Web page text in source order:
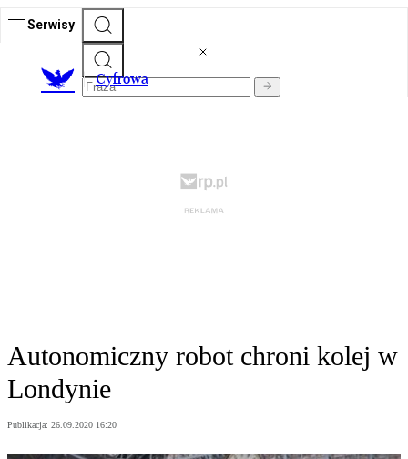
Serwisy
Cyfrowa
Autonomiczny robot chroni kolej w
Londynie
Publikacja: 26.09.2020 16:20